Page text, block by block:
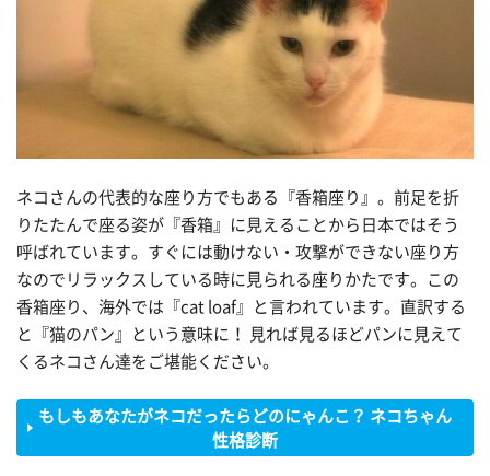
ネコさんの代表的な座り方でもある『香箱座り』。前足を折
りたたんで座る姿が『香箱』に見えることから日本ではそう
呼ばれています。すぐには動けない・攻撃ができない座り方
なのでリラックスしている時に見られる座りかたです。この
香箱座り、海外では『cat loaf』と言われています。直訳する
と『猫のパン』という意味に！ 見れば見るほどパンに見えて
くるネコさん達をご堪能ください。
もしもあなたがネコだったらどのにゃんこ？ ネコちゃん
性格診断